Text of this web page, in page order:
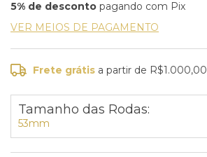
5% de desconto pagando com Pix
VER MEIOS DE PAGAMENTO
Frete grátis a partir de R$1.000,00
Tamanho das Rodas:
53mm